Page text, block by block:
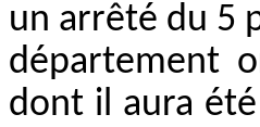
un arrêté du 5
département
dont il aura